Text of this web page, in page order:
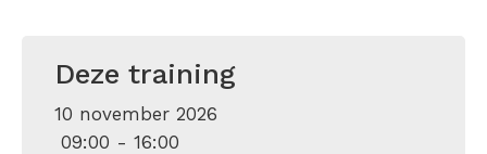
Deze training
10 november 2026
09:00 - 16:00